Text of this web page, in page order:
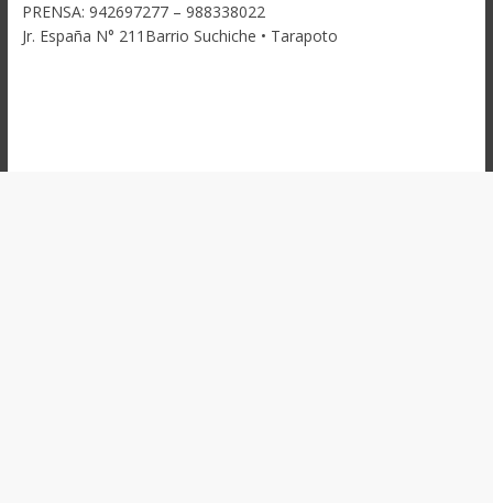
PRENSA: 942697277 – 988338022
Jr. España N° 211Barrio Suchiche • Tarapoto